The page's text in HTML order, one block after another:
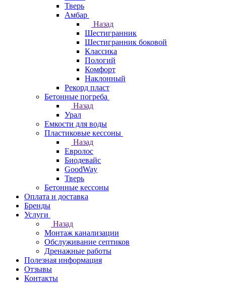
Тверь
Амбар
Назад
Шестигранник
Шестигранник боковой
Классика
Пологий
Комфорт
Наклонный
Рекорд пласт
Бетонные погреба
Назад
Урал
Емкости для воды
Пластиковые кессоны
Назад
Евролос
Биодевайс
GoodWay
Тверь
Бетонные кессоны
Оплата и доставка
Бренды
Услуги
Назад
Монтаж канализации
Обслуживание септиков
Дренажные работы
Полезная информация
Отзывы
Контакты